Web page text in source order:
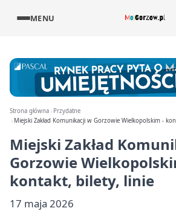
MENU
Strona główna
Przydatne
Miejski Zakład Komunikacji w Gorzowie Wielkopolskim -
Miejski Zakład
Gorzowie
kontakt, bilety, linie
17 maja 2026